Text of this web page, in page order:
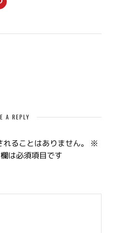
A REPLY
ることはありません。
※
は必須項目です